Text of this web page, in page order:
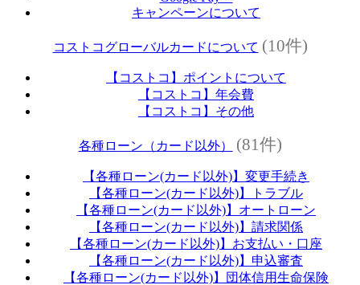
キャンペーンについて
コストコグローバルカードについて (10件)
【コストコ】ポイントについて
【コストコ】年会費
【コストコ】その他
各種ローン（カード以外） (81件)
【各種ローン(カード以外)】変更手続き
【各種ローン(カード以外)】トラブル
【各種ローン(カード以外)】オートローン
【各種ローン(カード以外)】請求関係
【各種ローン(カード以外)】お支払い・口座
【各種ローン(カード以外)】申込審査
【各種ローン(カード以外)】団体信用生命保険